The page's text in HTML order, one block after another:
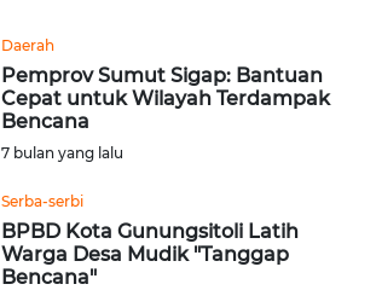
Daerah
Pemprov Sumut Sigap: Bantuan
Cepat untuk Wilayah Terdampak
Bencana
7 bulan yang lalu
Serba-serbi
BPBD Kota Gunungsitoli Latih
Warga Desa Mudik "Tanggap
Bencana"